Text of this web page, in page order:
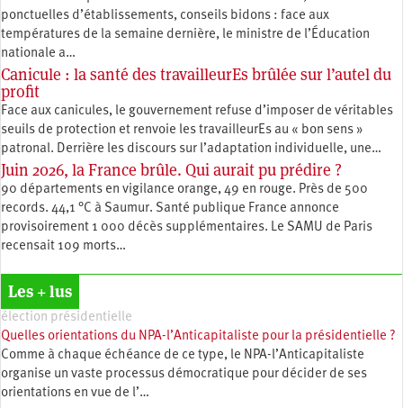
ponctuelles d’établissements, conseils bidons : face aux
températures de la semaine dernière, le ministre de l’Éducation
nationale a…
Canicule : la santé des travailleurEs brûlée sur l’autel du
profit
Face aux canicules, le gouvernement refuse d’imposer de véritables
seuils de protection et renvoie les travailleurEs au « bon sens »
patronal. Derrière les discours sur l’adaptation individuelle, une…
Juin 2026, la France brûle. Qui aurait pu prédire ?
90 départements en vigilance orange, 49 en rouge. Près de 500
records. 44,1 °C à Saumur. Santé publique France annonce
provisoirement 1 000 décès supplémentaires. Le SAMU de Paris
recensait 109 morts…
Les + lus
élection présidentielle
Quelles orientations du NPA-l’Anticapitaliste pour la présidentielle ?
Comme à chaque échéance de ce type, le NPA-l’Anticapitaliste
organise un vaste processus démocratique pour décider de ses
orientations en vue de l’…